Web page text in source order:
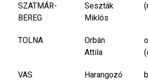
SZATMÁR-
BEREG
Seszták
Miklós
TOLNA
Orbán
Attila
VAS
Harangozó